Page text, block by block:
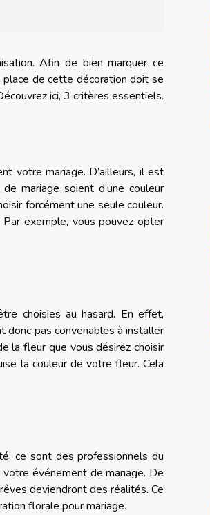
Afin de bien marquer ce
place de cette décoration doit se
ici, 3 critères essentiels.
votre mariage. D’ailleurs, il est
mariage soient d’une couleur
forcément une seule couleur.
exemple, vous pouvez opter
choisies au hasard. En effet,
donc pas convenables à installer
la fleur que vous désirez choisir
la couleur de votre fleur. Cela
ce sont des professionnels du
événement de mariage. De
deviendront des réalités. Ce
florale pour mariage.